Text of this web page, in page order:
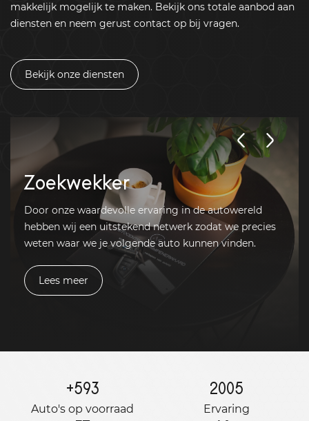
makkelijk mogelijk te maken. Bekijk ons totale aanbod aan
diensten en neem gerust contact op bij vragen.
Bekijk onze diensten
Zoekwekker
Door onze waardevolle ervaring in de autowereld
hebben wij een uitstekend netwerk zodat we precies
weten waar we je volgende auto kunnen vinden.
Lees meer
+593
Auto's op voorraad
2005
Ervaring